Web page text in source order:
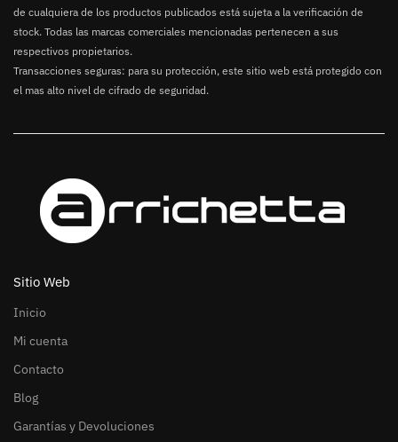
de cualquiera de los productos publicados está sujeta a la verificación de
stock. Todas las marcas comerciales mencionadas pertenecen a sus
respectivos propietarios.
Transacciones seguras: para su protección, este sitio web está protegido con
el mas alto nivel de cifrado de seguridad.
Sitio Web
Inicio
Mi cuenta
Contacto
Blog
Garantías y Devoluciones